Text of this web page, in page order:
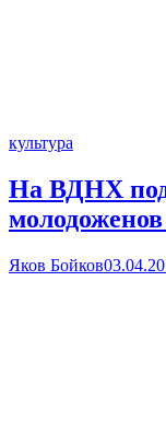
культура
На ВДНХ
Яков Бойков